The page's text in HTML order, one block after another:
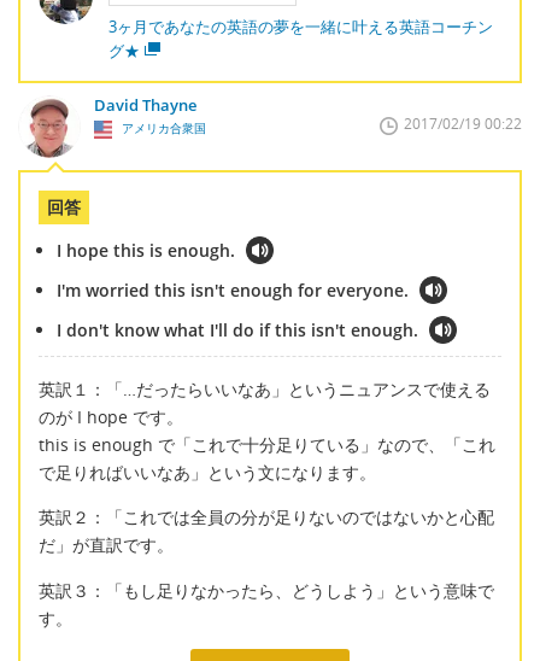
3ヶ月であなたの英語の夢を一緒に叶える英語コーチン
グ★
David Thayne
アメリカ合衆国 2017/02/19 00:22
回答
I hope this is enough.
I'm worried this isn't enough for everyone.
I don't know what I'll do if this isn't enough.
英訳１：「…だったらいいなあ」というニュアンスで使える
のが I hope です。
this is enough で「これで十分足りている」なので、「これ
で足りればいいなあ」という文になります。
英訳２：「これでは全員の分が足りないのではないかと心配
だ」が直訳です。
英訳３：「もし足りなかったら、どうしよう」という意味で
す。